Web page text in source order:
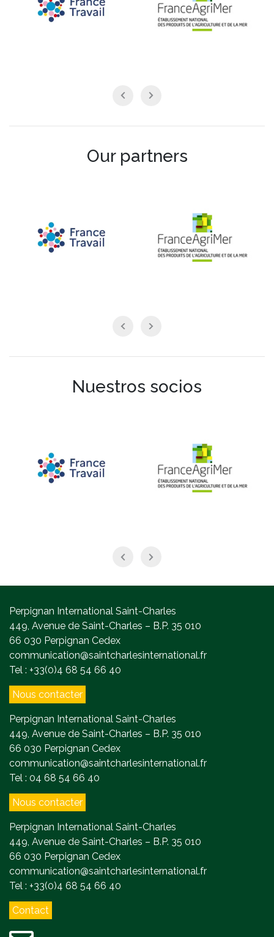
Our partners
Nuestros socios
Perpignan International Saint-Charles
449, Avenue de Saint-Charles – B.P. 35 010
66 030 Perpignan Cedex
communication@saintcharlesinternational.fr
Tel : +33(0)4 68 54 66 40
Nous contacter
Perpignan International Saint-Charles
449, Avenue de Saint-Charles – B.P. 35 010
66 030 Perpignan Cedex
communication@saintcharlesinternational.fr
Tel : 04 68 54 66 40
Nous contacter
Perpignan International Saint-Charles
449, Avenue de Saint-Charles – B.P. 35 010
66 030 Perpignan Cedex
communication@saintcharlesinternational.fr
Tel : +33(0)4 68 54 66 40
Contact